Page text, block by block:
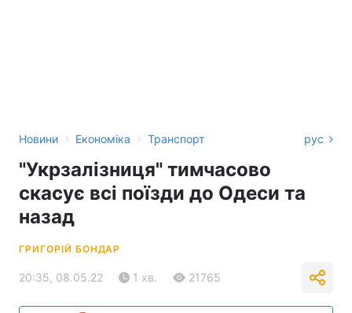
Новини › Економіка › Транспорт рус
"Укрзалізниця" тимчасово
скасує всі поїзди до Одеси та
назад
ГРИГОРІЙ БОНДАР
20:35, 08.05.22 1 хв. 21765